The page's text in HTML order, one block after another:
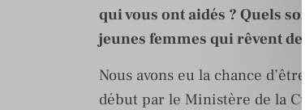
qui vous ont aidés ? Quels
jeunes femmes qui rêvent
Nous avons eu la chance
début par le Ministère de la